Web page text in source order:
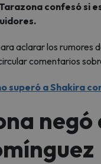
confesó si
aclarar los rumores
comentarios
superó a Shakira